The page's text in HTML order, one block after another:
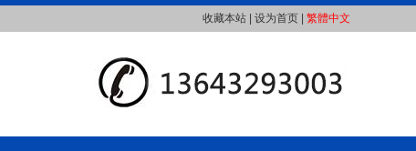
收藏本站 设为首页 繁體中文